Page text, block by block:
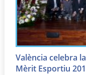
València celebra
Mèrit Esportiu